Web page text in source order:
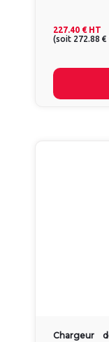
227.40 € HT
(soit 272.88 €
Chargeur